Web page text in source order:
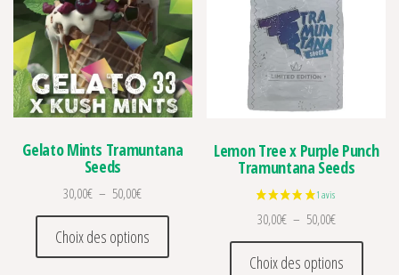
Gelato Mints Tramuntana
Seeds
30,00€ – 50,00€Plage de prix : 30,00€ à 50,00€
Choix des options
Ce produit a plusieurs variations. Les
Lemon Tree x Purple Punch
Tramuntana Seeds
30,00€ – 50,00€Plage de prix
Choix des options
Ce